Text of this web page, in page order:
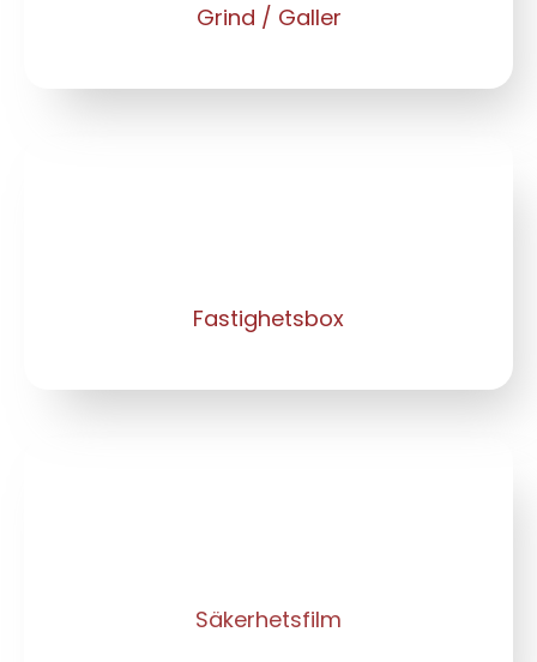
Grind / Galler
Fastighetsbox
Säkerhetsfilm